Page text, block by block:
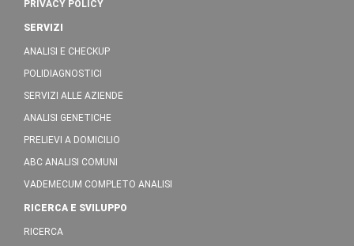
PRIVACY POLICY
SERVIZI
ANALISI E CHECKUP
POLIDIAGNOSTICI
SERVIZI ALLE AZIENDE
ANALISI GENETICHE
PRELIEVI A DOMICILIO
ABC ANALISI COMUNI
VADEMECUM COMPLETO ANALISI
RICERCA E SVILUPPO
RICERCA